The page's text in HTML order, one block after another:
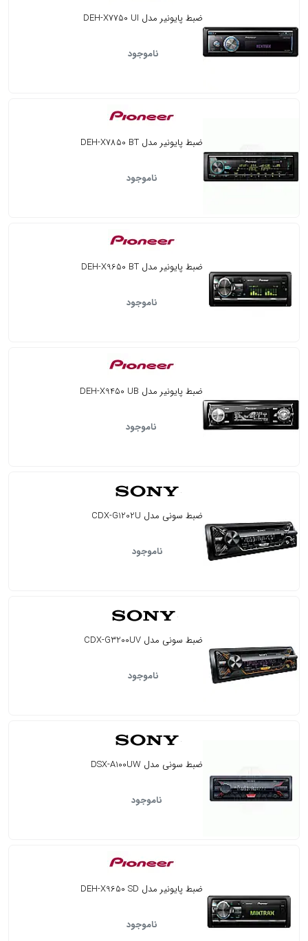
ضبط پایونیر مدل DEH-X7750 UI
ناموجود
ضبط پایونیر مدل DEH-X7850 BT
ناموجود
ضبط پایونیر مدل DEH-X9650 BT
ناموجود
ضبط پایونیر مدل DEH-X9450 UB
ناموجود
ضبط سونی مدل CDX-G1202U
ناموجود
ضبط سونی مدل CDX-G3200UV
ناموجود
ضبط سونی مدل DSX-A100UW
ناموجود
ضبط پایونیر مدل DEH-X9650 SD
ناموجود